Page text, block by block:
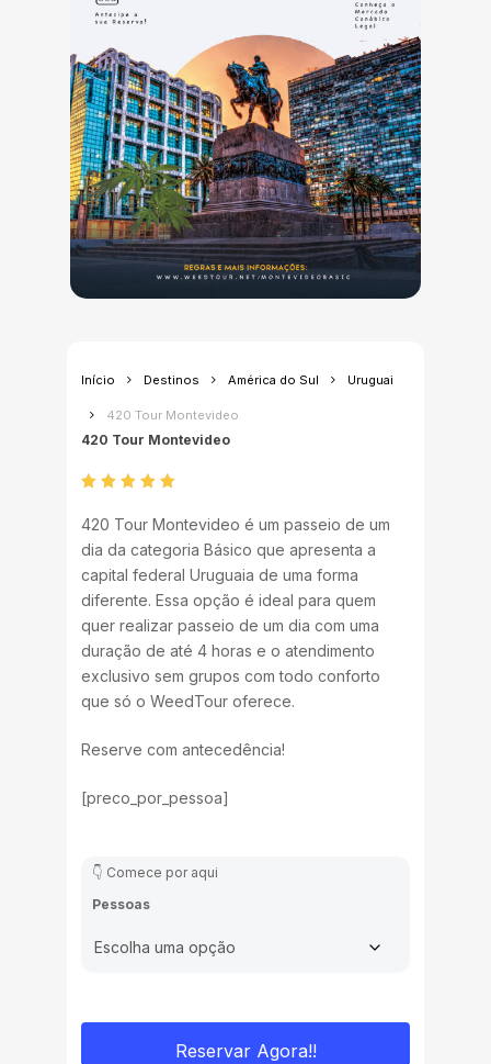
Início Destinos América do Sul Uruguai
420 Tour Montevideo
420 Tour Montevideo
420 Tour Montevideo é um passeio de um
dia da categoria Básico que apresenta a
capital federal Uruguaia de uma forma
diferente. Essa opção é ideal para quem
quer realizar passeio de um dia com uma
duração de até 4 horas e o atendimento
exclusivo sem grupos com todo conforto
que só o WeedTour oferece.
Reserve com antecedência!
[preco_por_pessoa]
Pessoas
Reservar Agora!!